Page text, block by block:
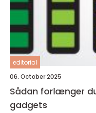
editorial
06. October 2025
Sådan forlænger
gadgets